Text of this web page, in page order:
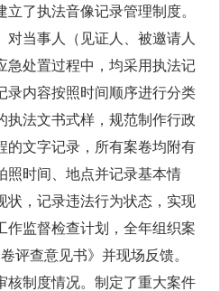
了执法音像记录管理制度。
当事人（见证人、被邀请人
急处置过程中，均采用执法记
录内容按照时间顺序进行分类
执法文书式样，规范制作行政
的文字记录，所有案卷均附有
照时间、地点并记录基本情
状，记录违法行为状态，实现
作监督检查计划，全年组织案
评查意见书》并现场反馈。
核制度情况。制定了重大案件